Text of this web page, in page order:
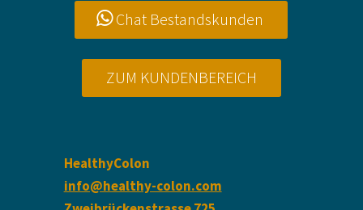
Chat Bestandskunden
ZUM KUNDENBEREICH
HealthyColon
info@healthy-colon.com